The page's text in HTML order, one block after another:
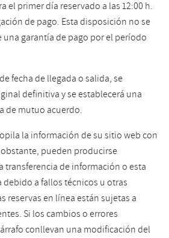
el primer día reservado a las 12:00 h.
de pago. Esta disposición no se
garantía de pago por el período
fecha de llegada o salida, se
definitiva y se establecerá una
de mutuo acuerdo.
la información de su sitio web con
pueden producirse
transferencia de información o esta
a fallos técnicos u otras
reservas en línea están sujetas a
Si los cambios o errores
conllevan una modificación del